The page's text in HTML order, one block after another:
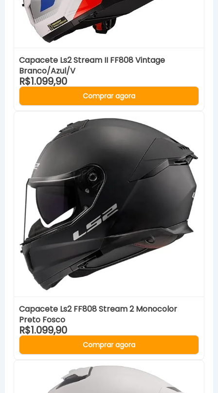
Capacete Ls2 Stream II FF808 Vintage
Branco/Azul/V
R$1.099,90
Comprar agora
Capacete Ls2 FF808 Stream 2 Monocolor
Preto Fosco
R$1.099,90
Comprar agora